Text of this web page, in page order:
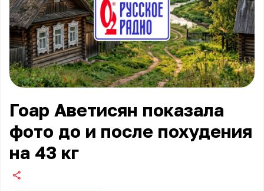
Гоар Аветисян показала
фото до и после похудения
на 43 кг